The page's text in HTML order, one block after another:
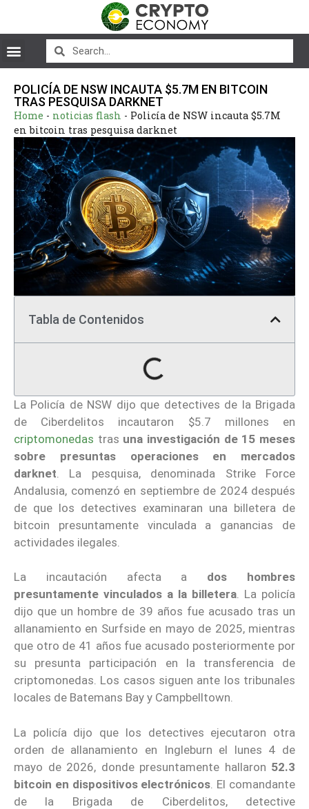
POLICÍA DE NSW INCAUTA $5.7M EN BITCOIN
TRAS PESQUISA DARKNET
Home - noticias flash - Policía de NSW incauta $5.7M
en bitcoin tras pesquisa darknet
Tabla de Contenidos
La Policía de NSW dijo que detectives de la Brigada
de Ciberdelitos incautaron $5.7 millones en
criptomonedas tras una investigación de 15 meses
sobre presuntas operaciones en mercados
darknet . La pesquisa, denominada Strike Force
Andalusia, comenzó en septiembre de 2024 después
de que los detectives examinaran una billetera de
bitcoin presuntamente vinculada a ganancias de
actividades ilegales.
La incautación afecta a dos hombres
presuntamente vinculados a la billetera. La policía
dijo que un hombre de 39 años fue acusado tras un
allanamiento en Surfside en mayo de 2025, mientras
que otro de 41 años fue acusado posteriormente por
su presunta participación en la transferencia de
criptomonedas. Los casos siguen ante los tribunales
locales de Batemans Bay y Campbelltown.
La policía dijo que los detectives ejecutaron otra
orden de allanamiento en Ingleburn el lunes 4 de
mayo de 2026, donde presuntamente hallaron 52.3
bitcoin en dispositivos electrónicos . El comandante
de la Brigada de Ciberdelitos, detective